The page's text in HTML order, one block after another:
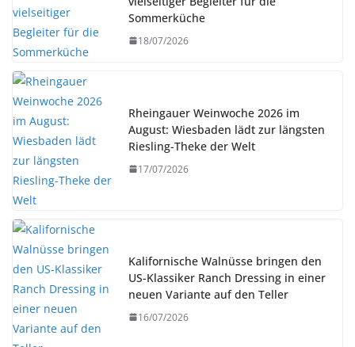
Sommerküche
18/07/2026
Rheingauer Weinwoche 2026 im
August: Wiesbaden lädt zur längsten
Riesling-Theke der Welt
17/07/2026
Kalifornische Walnüsse bringen den
US-Klassiker Ranch Dressing in einer
neuen Variante auf den Teller
16/07/2026